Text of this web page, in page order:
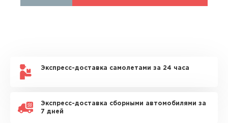
Экспресс-доставка самолетами за 24 часа
Экспресс-доставка сборными автомобилями за
7 дней